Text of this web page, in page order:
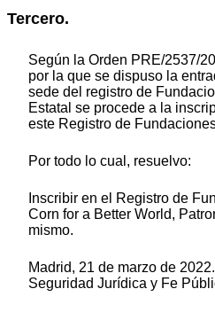
Tercero.
Según la Orden PRE/2537/
por la que se dispuso la
sede del registro de
Estatal se procede a la
este Registro de
Por todo lo cual, resuelvo:
Inscribir en el Registro de
Corn for a Better World,
mismo.
Madrid, 21 de marzo de
Seguridad Jurídica y Fe